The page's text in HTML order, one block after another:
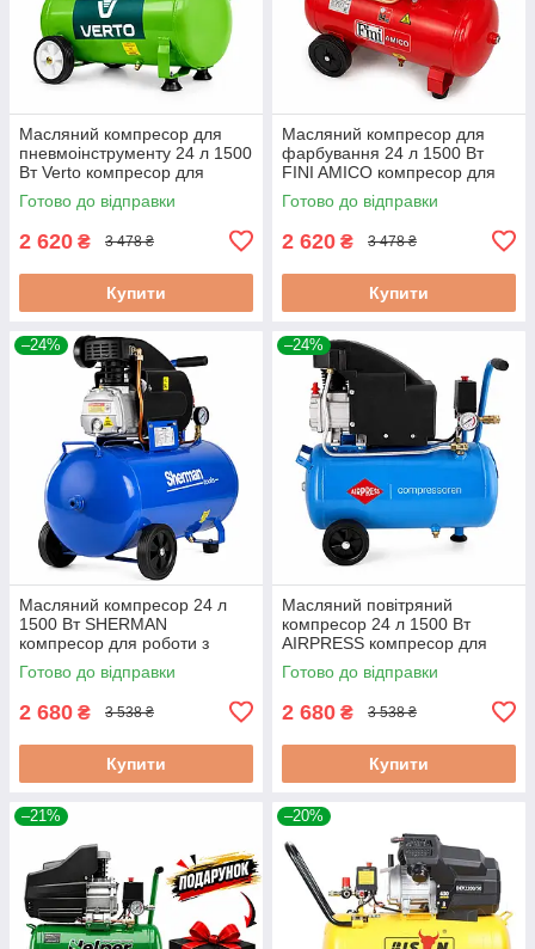
Масляний компресор для
пневмоінструменту 24 л 1500
Вт Verto компресор для
гаражного використання
Готово до відправки
2 620 ₴ 3 478 ₴
Купити
Масляний компресор для
фарбування 24 л 1500 Вт
FINI AMICO компресор для
фарбопульта та
фарбувальної роботи
Готово до відправки
2 620 ₴ 3 478 ₴
Купити
–24%
Масляний компресор 24 л
1500 Вт SHERMAN
компресор для роботи з
пневматичним пістолетом
Готово до відправки
2 680 ₴ 3 538 ₴
Купити
–24%
Масляний повітряний
компресор 24 л 1500 Вт
AIRPRESS компресор для
майстерні та гаража
Готово до відправки
2 680 ₴ 3 538 ₴
Купити
–21% –20%